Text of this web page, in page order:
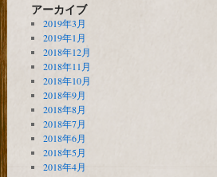
アーカイブ
2019年3月
2019年1月
2018年12月
2018年11月
2018年10月
2018年9月
2018年8月
2018年7月
2018年6月
2018年5月
2018年4月